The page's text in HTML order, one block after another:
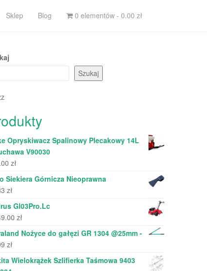
Sklep Blog 0 elementów - 0.00 zł
Szukaj
Opryskiwacz Spalinowy Plecakowy 14L
V90030
zł
Siekiera Górnicza Nieoprawna
zł
Gl03Pro.Lc
zł
Nożyce do gałęzi GR 1304 @25mm -
zł
Wielokrążek Szlifierka Taśmowa 9403